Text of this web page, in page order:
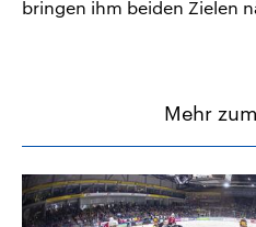
bringen ihm beiden Zielen
Mehr